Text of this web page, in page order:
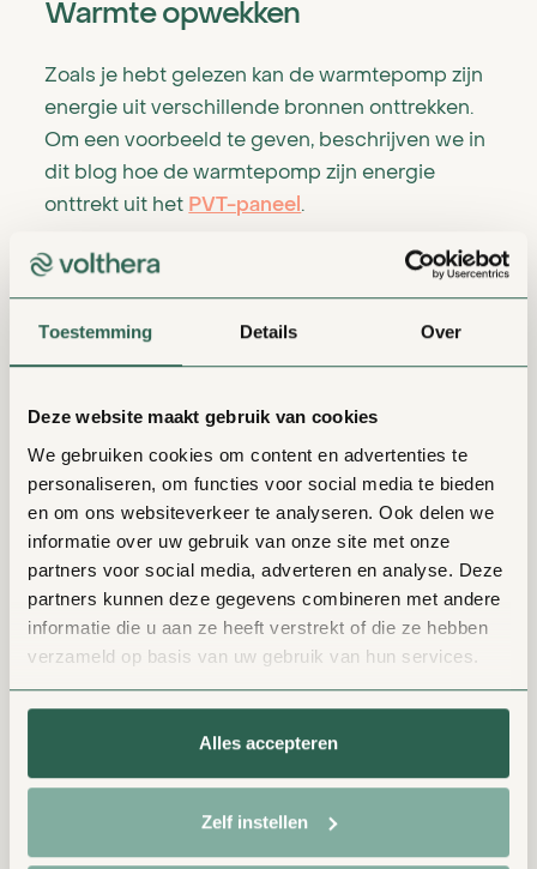
Toestemming Details Over
Deze website maakt gebruik van cookies
We gebruiken cookies om content en advertenties te
personaliseren, om functies voor social media te bieden
en om ons websiteverkeer te analyseren. Ook delen we
informatie over uw gebruik van onze site met onze
partners voor social media, adverteren en analyse. Deze
partners kunnen deze gegevens combineren met andere
informatie die u aan ze heeft verstrekt of die ze hebben
verzameld op basis van uw gebruik van hun services.
Alles accepteren
Zelf instellen
Veelgestelde vragen
Contact
Warmte opwekken
Zoals je hebt gelezen kan de warmtepomp zijn
energie uit verschillende bronnen onttrekken.
Om een voorbeeld te geven, beschrijven we in
dit blog hoe de warmtepomp zijn energie
onttrekt uit het PVT-paneel.
Het PVT-paneel bestaat uit een
zonnepaneel
met daarachter een collector. In de collector
stroomt zo’n 15 liter vloeistof. Deze vloeistof is
een mengsel van water en glycol en warmt
én de buitenlucht onttrokken
wordt. Vervolgens gaat de vloeistof naar de
warmtepomp en draagt daar zijn warmte over
aan het koudemiddel. Hierdoor verdampt het
koudemiddel wat in de warmtepomp zit. Deze
damp gaat naar de compressor, maar alleen de
damp is niet voldoende om de gewenste
warmte te kunnen krijgen. Daarom stopt de
warmtepomp extra energie vanuit het
hiervan is dat de druk wordt verhoogd en
daardoor de temperatuur stijgt.